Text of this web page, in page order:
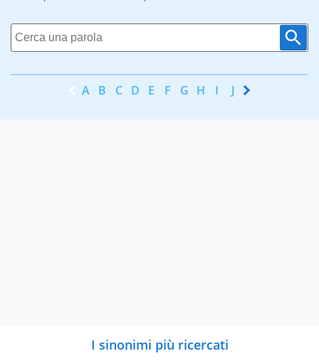
A B C D E F G H I J K
I sinonimi più ricercati